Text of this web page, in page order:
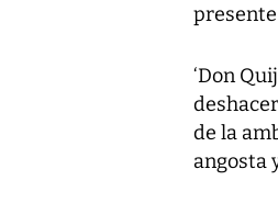
‘Don
de la
angosta